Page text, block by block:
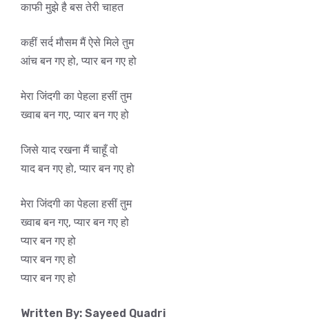
काफी मुझे है बस तेरी चाहत
कहीं सर्द मौसम मैं ऐसे मिले तुम
आंच बन गए हो, प्यार बन गए हो
मेरा जिंदगी का पेहला हसीं तुम
ख्वाब बन गए, प्यार बन गए हो
जिसे याद रखना मैं चाहूँ वो
याद बन गए हो, प्यार बन गए हो
मेरा जिंदगी का पेहला हसीं तुम
ख्वाब बन गए, प्यार बन गए हो
प्यार बन गए हो
प्यार बन गए हो
प्यार बन गए हो
Written By: Sayeed Quadri